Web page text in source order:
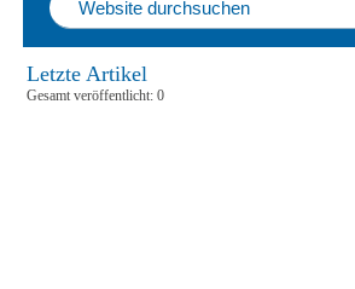
Letzte Artikel
Gesamt veröffentlicht: 0